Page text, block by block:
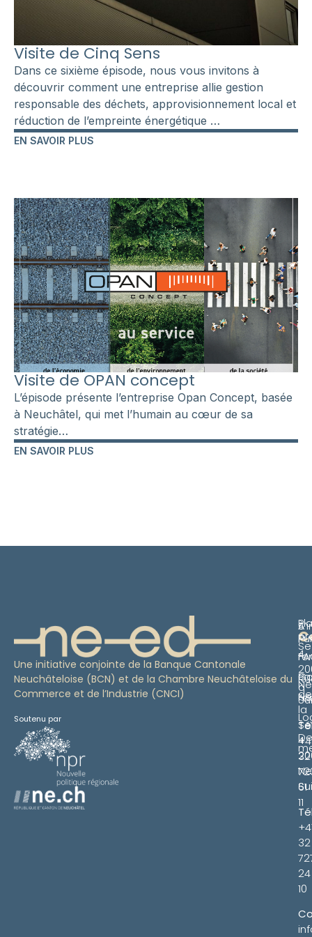
Visite de Cinq Sens
Dans ce sixième épisode, nous vous invitons à
découvrir comment une entreprise allie gestion
responsable des déchets, approvisionnement local et
réduction de l’empreinte énergétique …
EN SAVOIR PLUS
Visite de OPAN concept
L’épisode présente l’entreprise Opan Concept, basée
à Neuchâtel, qui met l’humain au cœur de sa
stratégie…
EN SAVOIR PLUS
Une initiative conjointe de la Banque Cantonale
Neuchâteloise (BCN) et de la Chambre Neuchâteloise du
Commerce et de l’Industrie (CNCI)
Soutenu par
de
la
4
32
24
10
4
32
61
11
Se
à
À